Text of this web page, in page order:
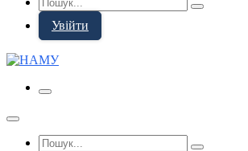
Увійти